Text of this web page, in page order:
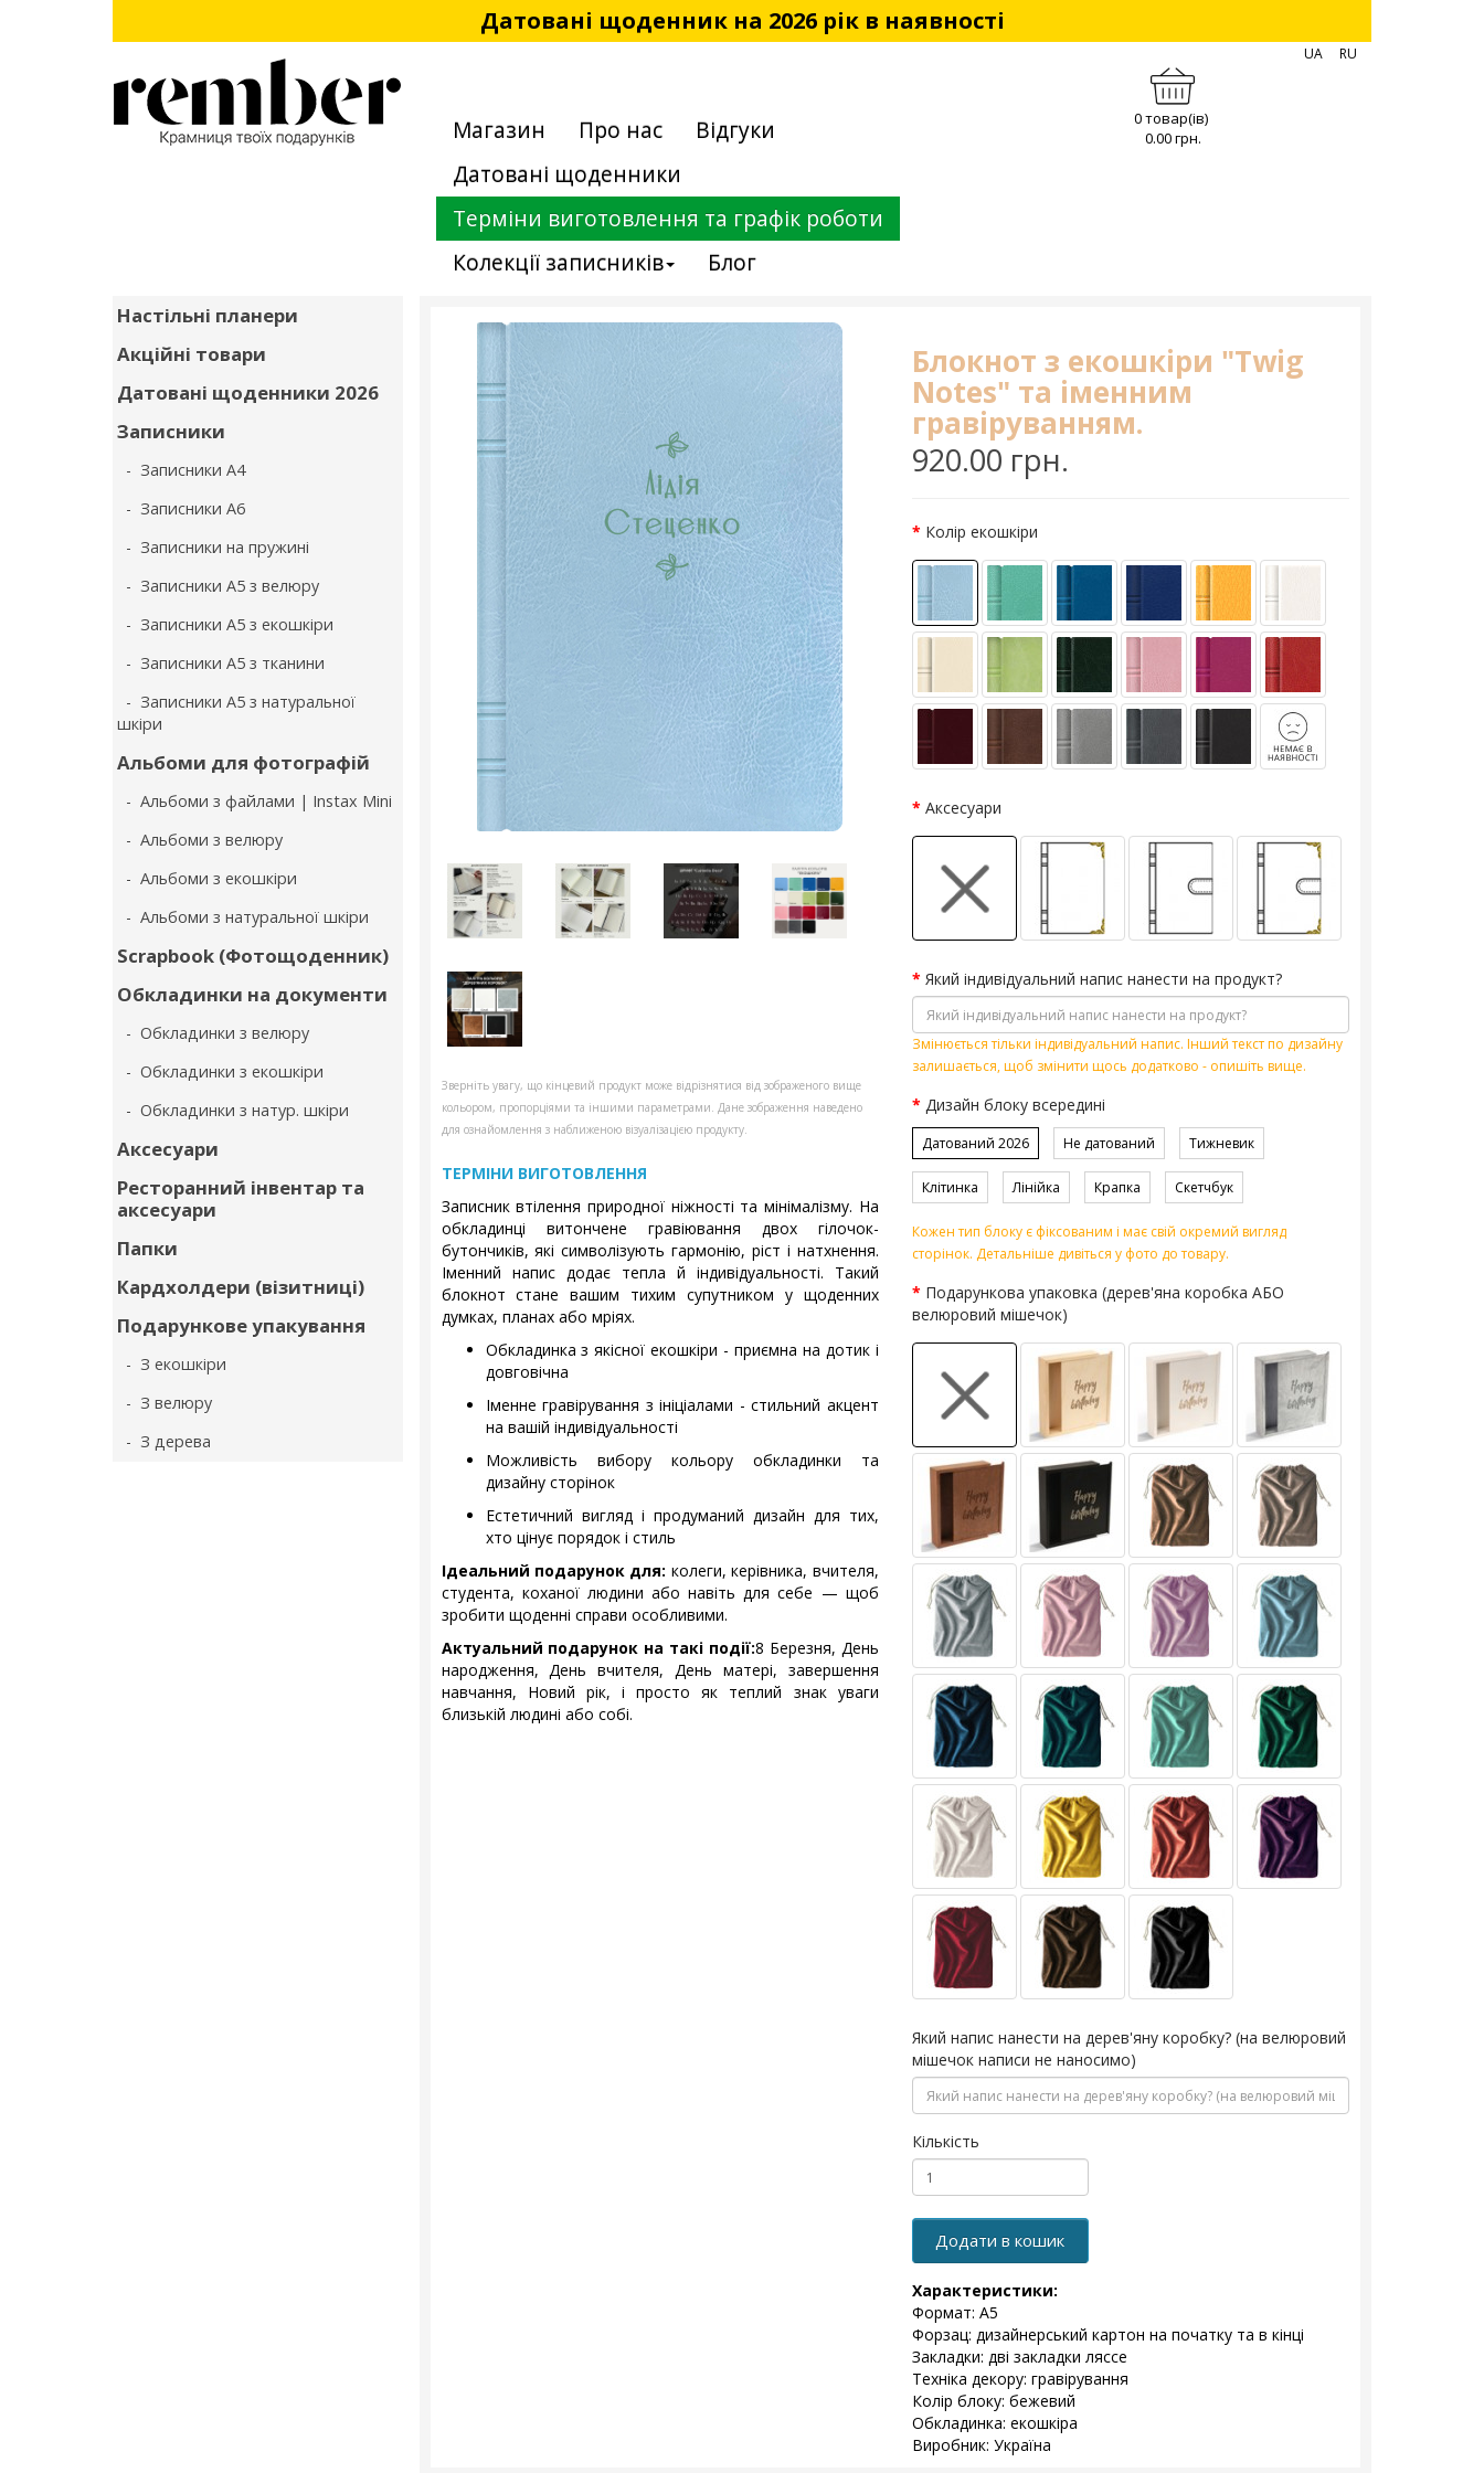
Датовані щоденник на 2026 рік в наявності
Магазин Про нас
Відгуки
Датовані щоденники
Терміни виготовлення та графік роботи
Колекції записників
Блог
0 товар(ів)
0.00 грн.
UA RU
Настільні планери
Акційні товари
Датовані щоденники 2026
Записники
- Записники А4
- Записники А6
- Записники на пружині
- Записники А5 з велюру
- Записники А5 з екошкіри
- Записники А5 з тканини
- Записники А5 з натуральної
шкіри
Альбоми для фотографій
- Альбоми з файлами | Instax Mini
- Альбоми з велюру
- Альбоми з екошкіри
- Альбоми з натуральної шкіри
Scrapbook (Фотощоденник)
Обкладинки на документи
- Обкладинки з велюру
- Обкладинки з екошкіри
- Обкладинки з натур. шкіри
Аксесуари
Ресторанний інвентар та
аксесуари
Папки
Кардхолдери (візитниці)
Подарункове упакування
- З екошкіри
- З велюру
- З дерева
Зверніть увагу, що кінцевий продукт може відрізнятися від зображеного вище
кольором, пропорціями та іншими параметрами. Дане зображення наведено
для ознайомлення з наближеною візуалізацією продукту.
ТЕРМІНИ ВИГОТОВЛЕННЯ
Записник втілення природної ніжності та мінімалізму. На
обкладинці витончене гравіювання двох гілочок-
бутончиків, які символізують гармонію, ріст і натхнення.
Іменний напис додає тепла й індивідуальності. Такий
блокнот стане вашим тихим супутником у щоденних
думках, планах або мріях.
Обкладинка з якісної екошкіри - приємна на дотик і
довговічна
Іменне гравірування з ініціалами - стильний акцент
на вашій індивідуальності
Можливість вибору кольору обкладинки та
дизайну сторінок
Естетичний вигляд і продуманий дизайн для тих,
хто цінує порядок і стиль
Ідеальний подарунок для: колеги, керівника, вчителя,
студента, коханої людини або навіть для себе — щоб
зробити щоденні справи особливими.
Актуальний подарунок на такі події:8 Березня, День
народження, День вчителя, День матері, завершення
навчання, Новий рік, і просто як теплий знак уваги
близькій людині або собі.
Блокнот з екошкіри "Twig
Notes" та іменним
гравіруванням.
920.00 грн.
Колір екошкіри
Аксесуари
Який індивідуальний напис нанести на продукт?
Змінюється тільки індивідуальний напис. Інший текст по дизайну
залишається, щоб змінити щось додатково - опишіть вище.
Дизайн блоку всередині
Датований 2026 Не датований Тижневик
Клітинка Лінійка Крапка Скетчбук
Кожен тип блоку є фіксованим і має свій окремий вигляд
сторінок. Детальніше дивіться у фото до товару.
Подарункова упаковка (дерев'яна коробка АБО
велюровий мішечок)
Який напис нанести на дерев'яну коробку? (на велюровий
мішечок написи не наносимо)
Кількість
Додати в кошик
Характеристики:
Формат: А5
Форзац: дизайнерський картон на початку та в кінці
Закладки: дві закладки ляссе
Техніка декору: гравірування
Колір блоку: бежевий
Обкладинка: екошкіра
Виробник: Україна